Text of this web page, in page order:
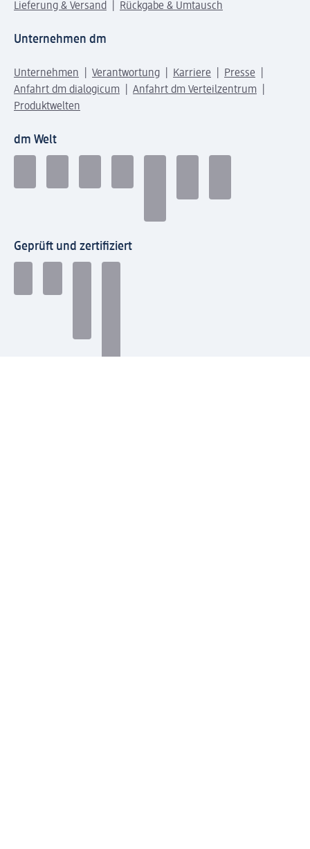
Lieferung & Versand
Rückgabe & Umtausch
Unternehmen dm
Unternehmen Verantwortung Karriere
Presse
Anfahrt dm dialogicum
Anfahrt dm Verteilzentrum
Produktwelten
dm Welt
Geprüft und zertifiziert